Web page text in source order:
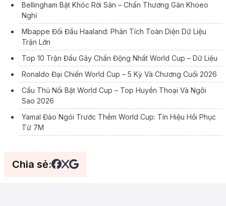
Bellingham Bật Khóc Rời Sân – Chấn Thương Gân Khoeo
Nghỉ
Mbappe Đối Đầu Haaland: Phân Tích Toàn Diện Dữ Liệu
Trận Lớn
Top 10 Trận Đấu Gây Chấn Động Nhất World Cup – Dữ Liệu
Ronaldo Đại Chiến World Cup – 5 Kỳ Và Chương Cuối 2026
Cầu Thủ Nổi Bật World Cup – Top Huyền Thoại Và Ngôi
Sao 2026
Yamal Đảo Ngói Trước Thềm World Cup: Tín Hiệu Hồi Phục
Từ 7M
Chia sẻ: